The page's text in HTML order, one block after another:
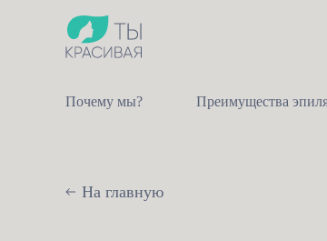
Почему мы? Преимущества
На главную